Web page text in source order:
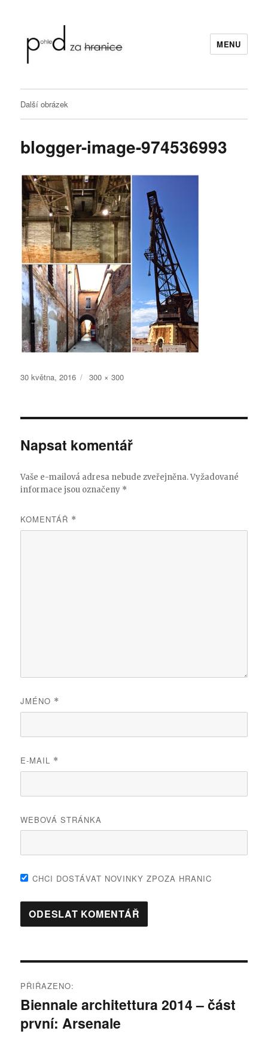
MENU
Další obrázek
blogger-image-974536993
Publikováno:
30 května, 2016
Původní
300 × 300
Napsat komentář
Vaše e-mailová adresa nebude zveřejněna. Vyžadované
informace jsou označeny *
KOMENTÁŘ *
JMÉNO *
E-MAIL *
WEBOVÁ STRÁNKA
CHCI DOSTÁVAT NOVINKY ZPOZA HRANIC
pro
příspěvek
PŘIŘAZENO:
Biennale architettura 2014 – část
první: Arsenale